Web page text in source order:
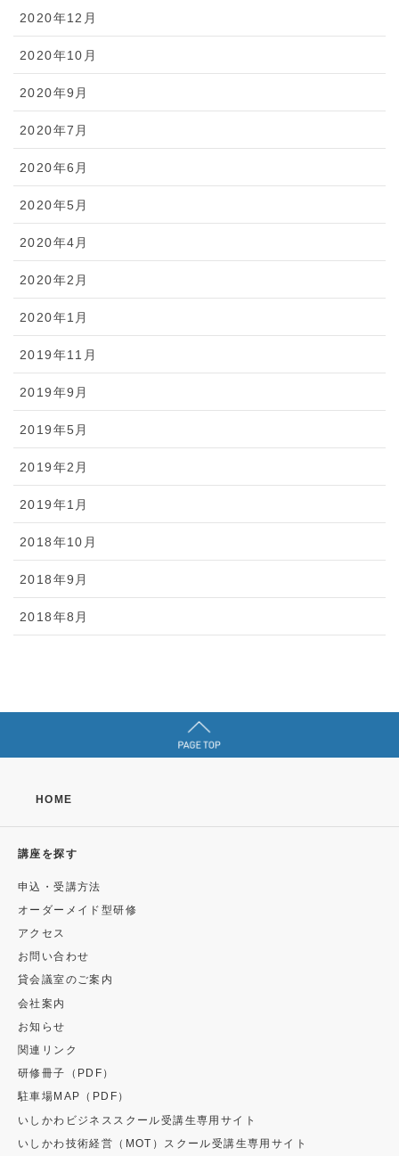
2020年12月
2020年10月
2020年9月
2020年7月
2020年6月
2020年5月
2020年4月
2020年2月
2020年1月
2019年11月
2019年9月
2019年5月
2019年2月
2019年1月
2018年10月
2018年9月
2018年8月
HOME
講座を探す
申込・受講方法
オーダーメイド型研修
アクセス
お問い合わせ
貸会議室のご案内
会社案内
お知らせ
関連リンク
研修冊子（PDF）
駐車場MAP（PDF）
いしかわビジネススクール受講生専用サイト
いしかわ技術経営（MOT）スクール受講生専用サイト